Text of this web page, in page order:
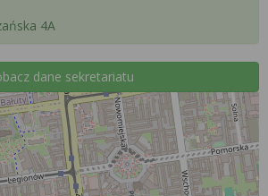
4A
dane sekretariatu